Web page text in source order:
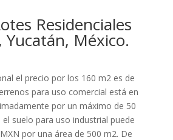
Residenciales
Yucatán, México.
el precio por los 160 m2 es de
para uso comercial está en
por un máximo de 50
suelo para uso industrial puede
por una área de 500 m2. De